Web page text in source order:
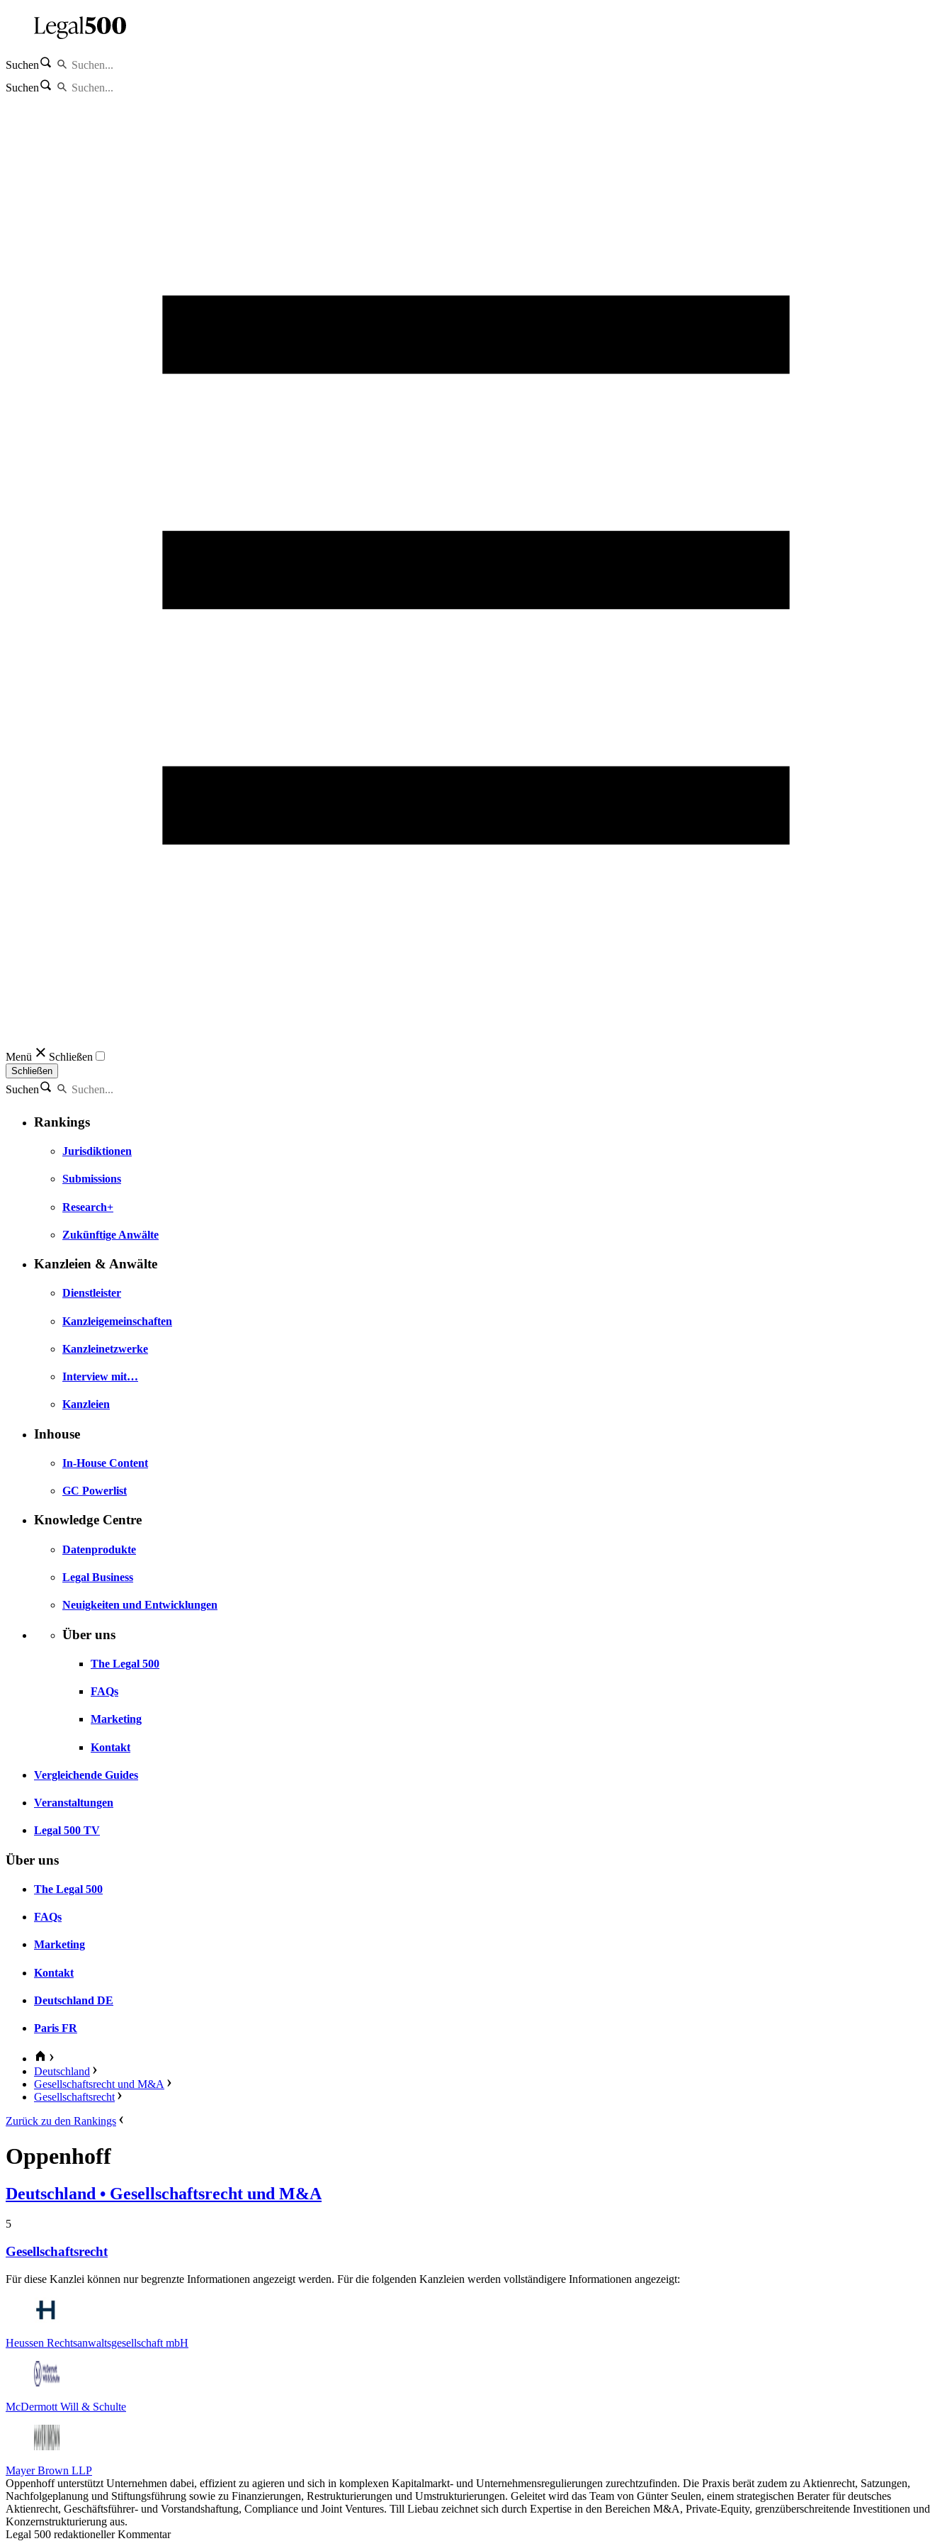
Suchen
Suchen
Menü Schließen
Schließen
Suchen
Rankings
Jurisdiktionen
Submissions
Research+
Zukünftige Anwälte
Kanzleien & Anwälte
Dienstleister
Kanzleigemeinschaften
Kanzleinetzwerke
Interview mit…
Kanzleien
Inhouse
In-House Content
GC Powerlist
Knowledge Centre
Datenprodukte
Legal Business
Neuigkeiten und Entwicklungen
Über uns
The Legal 500
FAQs
Marketing
Kontakt
Vergleichende Guides
Veranstaltungen
Legal 500 TV
Über uns
The Legal 500
FAQs
Marketing
Kontakt
Deutschland DE
Paris FR
Deutschland
Gesellschaftsrecht und M&A
Gesellschaftsrecht
Zurück zu den Rankings
Oppenhoff
Deutschland • Gesellschaftsrecht und M&A
5
Gesellschaftsrecht
Für diese Kanzlei können nur begrenzte Informationen angezeigt werden. Für die folgenden Kanzleien werden vollständigere Informationen angezeigt:
Heussen Rechtsanwaltsgesellschaft mbH
McDermott Will & Schulte
Mayer Brown LLP
Oppenhoff unterstützt Unternehmen dabei, effizient zu agieren und sich in komplexen Kapitalmarkt- und Unternehmensregulierungen zurechtzufinden. Die Praxis berät zudem zu Aktienrecht, Satzungen,
Nachfolgeplanung und Stiftungsführung sowie zu Finanzierungen, Restrukturierungen und Umstrukturierungen. Geleitet wird das Team von Günter Seulen, einem strategischen Berater für deutsches
Aktienrecht, Geschäftsführer- und Vorstandshaftung, Compliance und Joint Ventures. Till Liebau zeichnet sich durch Expertise in den Bereichen M&A, Private-Equity, grenzüberschreitende Investitionen und
Konzernstrukturierung aus.
Legal 500 redaktioneller Kommentar